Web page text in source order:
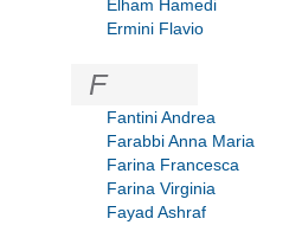
Elham Hamedi
Ermini Flavio
F
Fantini Andrea
Farabbi Anna Maria
Farina Francesca
Farina Virginia
Fayad Ashraf